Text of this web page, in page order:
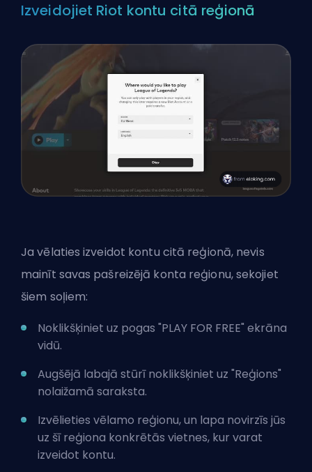
Izveidojiet Riot kontu citā reģionā
Ja vēlaties izveidot kontu citā reģionā, nevis
mainīt savas pašreizējā konta reģionu, sekojiet
šiem soļiem:
Noklikšķiniet uz pogas "PLAY FOR FREE" ekrāna
vidū.
Augšējā labajā stūrī noklikšķiniet uz "Reģions"
nolaižamā saraksta.
Izvēlieties vēlamo reģionu, un lapa novirzīs jūs
uz šī reģiona konkrētās vietnes, kur varat
izveidot kontu.